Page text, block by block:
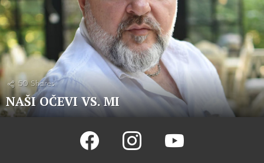
50 Shares
NAŠI OČEVI VS. MI
facebook instagram youtube